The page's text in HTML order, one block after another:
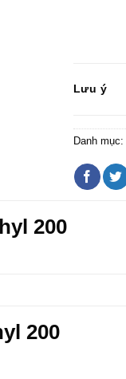
Lưu ý
Danh mục:
200
200